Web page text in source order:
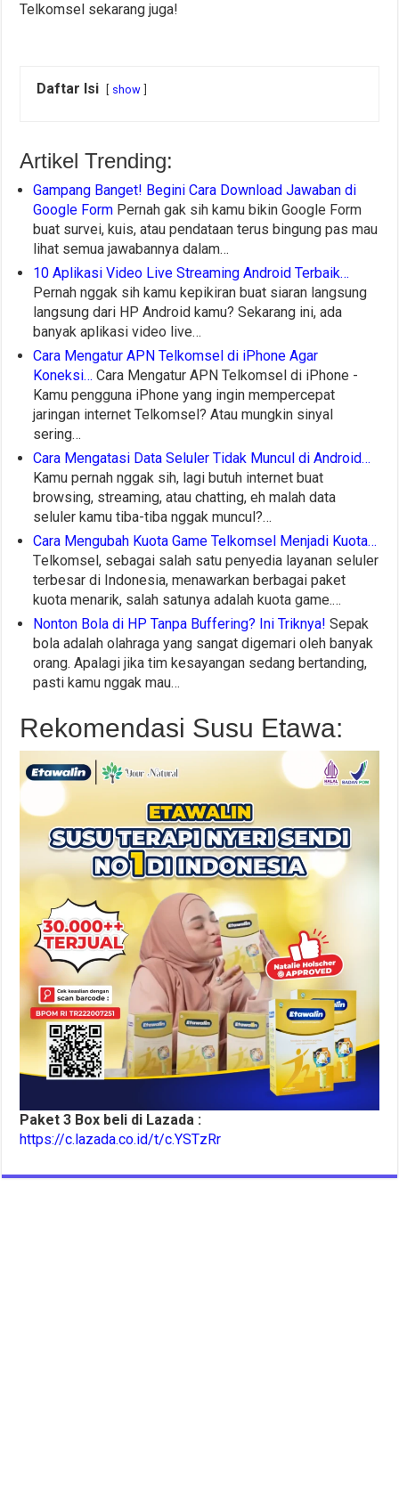
Telkomsel sekarang juga!
Daftar Isi show
Artikel Trending:
Gampang Banget! Begini Cara Download Jawaban di
Google Form Pernah gak sih kamu bikin Google Form
buat survei, kuis, atau pendataan terus bingung pas mau
lihat semua jawabannya dalam…
10 Aplikasi Video Live Streaming Android Terbaik…
Pernah nggak sih kamu kepikiran buat siaran langsung
langsung dari HP Android kamu? Sekarang ini, ada
banyak aplikasi video live…
Cara Mengatur APN Telkomsel di iPhone Agar
Koneksi… Cara Mengatur APN Telkomsel di iPhone -
Kamu pengguna iPhone yang ingin mempercepat
jaringan internet Telkomsel? Atau mungkin sinyal
sering…
Cara Mengatasi Data Seluler Tidak Muncul di Android…
Kamu pernah nggak sih, lagi butuh internet buat
browsing, streaming, atau chatting, eh malah data
seluler kamu tiba-tiba nggak muncul?…
Cara Mengubah Kuota Game Telkomsel Menjadi Kuota…
Telkomsel, sebagai salah satu penyedia layanan seluler
terbesar di Indonesia, menawarkan berbagai paket
kuota menarik, salah satunya adalah kuota game.…
Nonton Bola di HP Tanpa Buffering? Ini Triknya! Sepak
bola adalah olahraga yang sangat digemari oleh banyak
orang. Apalagi jika tim kesayangan sedang bertanding,
pasti kamu nggak mau…
Rekomendasi Susu Etawa:
Paket 3 Box beli di Lazada :
https://c.lazada.co.id/t/c.YSTzRr